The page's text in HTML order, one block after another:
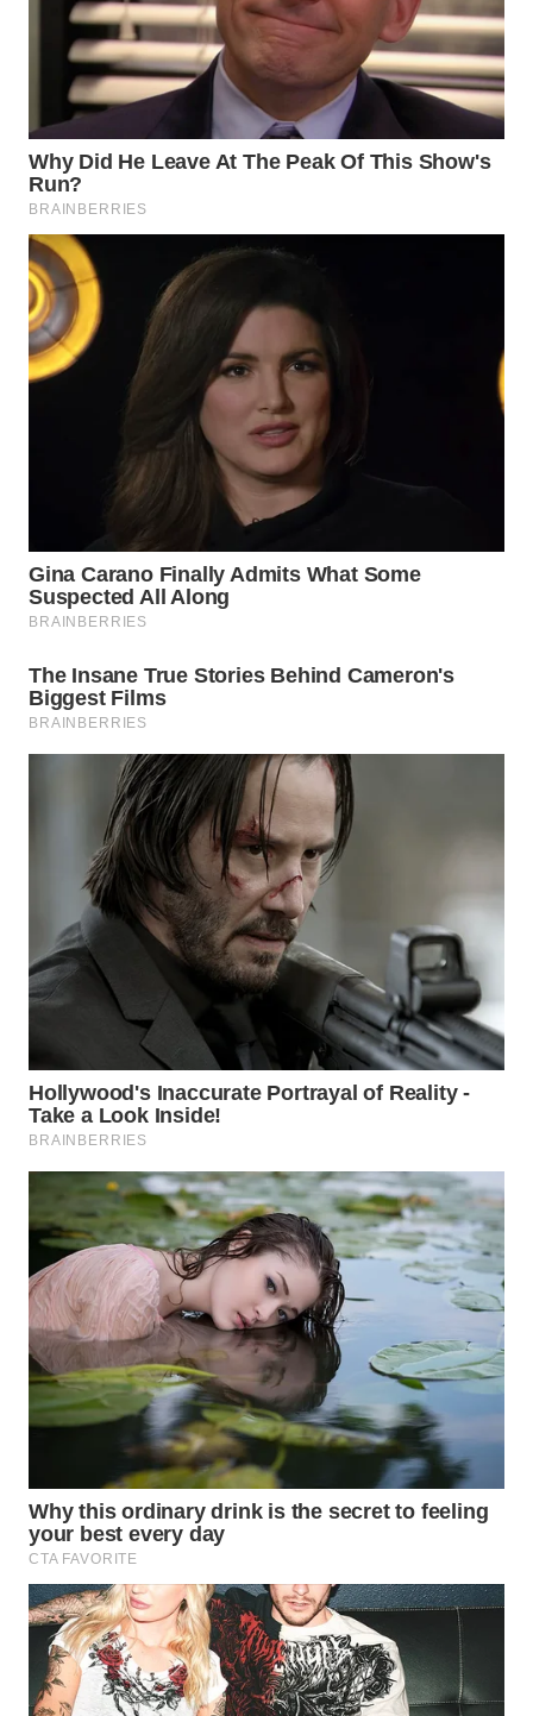
WN
NATUNA
WN
BINTAN
WN
MANDALIKA
WN
LIKUPANG
Wahana
Media
WAHANA
NEWS
WAHANA
ADVOKAT
WAHANA
INFRASTRUKTUR
KONSUMEN
WAHANA
WAHANA
TRAVEL
WAHANA
TV
WAHANANEWS
ID
WAHANANEWS
CO ID
WAHANANEWS
NET
WAHANA
SPORT